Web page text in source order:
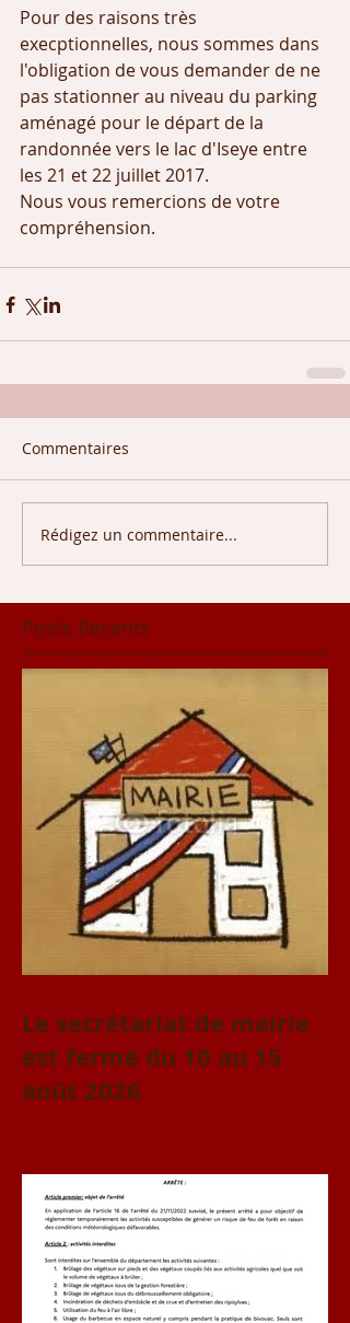
Pour des raisons très
execptionnelles, nous sommes dans
l'obligation de vous demander de ne
pas stationner au niveau du parking
aménagé pour le départ de la
randonnée vers le lac d'Iseye entre
les 21 et 22 juillet 2017.
Nous vous remercions de votre
compréhension.
Commentaires
Rédigez un commentaire...
Posts Récents
Le secrétariat de mairie
est fermé du 10 au 15
août 2026